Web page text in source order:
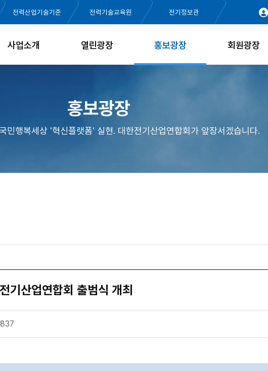
전력산업기술기준 전력기술교육원 전기정보관
사업소개 열린광장 홍보광장 회원광장
홍보광장
민행복세상 '혁신플랫폼' 실현. 대한전기산업연합회가 앞장서겠습니다.
기산업연합회 출범식 개최
837